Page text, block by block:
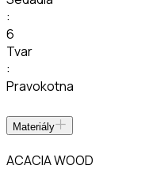
:
6
Tvar
:
Pravokotna
Materiály
ACACIA WOOD